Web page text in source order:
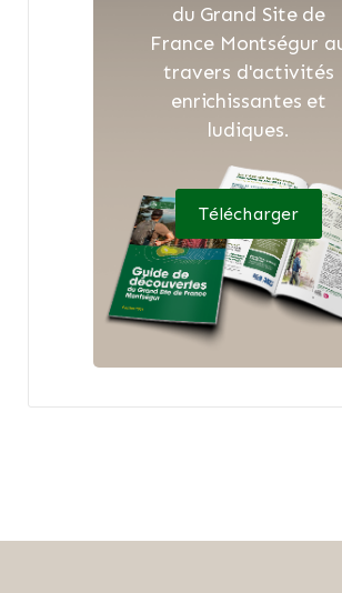
du Grand Site de
France Montségur
travers d'activités
enrichissantes et
ludiques.
Télécharger